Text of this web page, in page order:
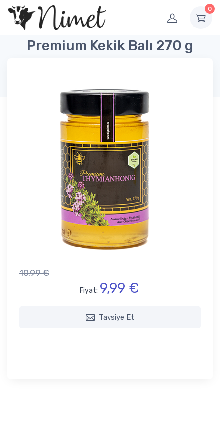
0
Premium Kekik Balı 270 g
10,99 €
Fiyat: 9,99 €
Tavsiye Et